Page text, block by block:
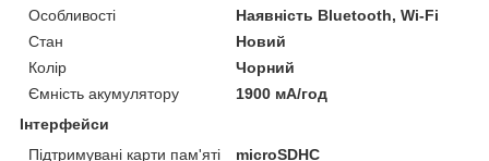
Особливості
Наявність Bluetooth, Wi-Fi
Стан
Новий
Колір
Чорний
Ємність акумулятору
1900 мА/год
Інтерфейси
Підтримувані карти пам'яті
microSDHC